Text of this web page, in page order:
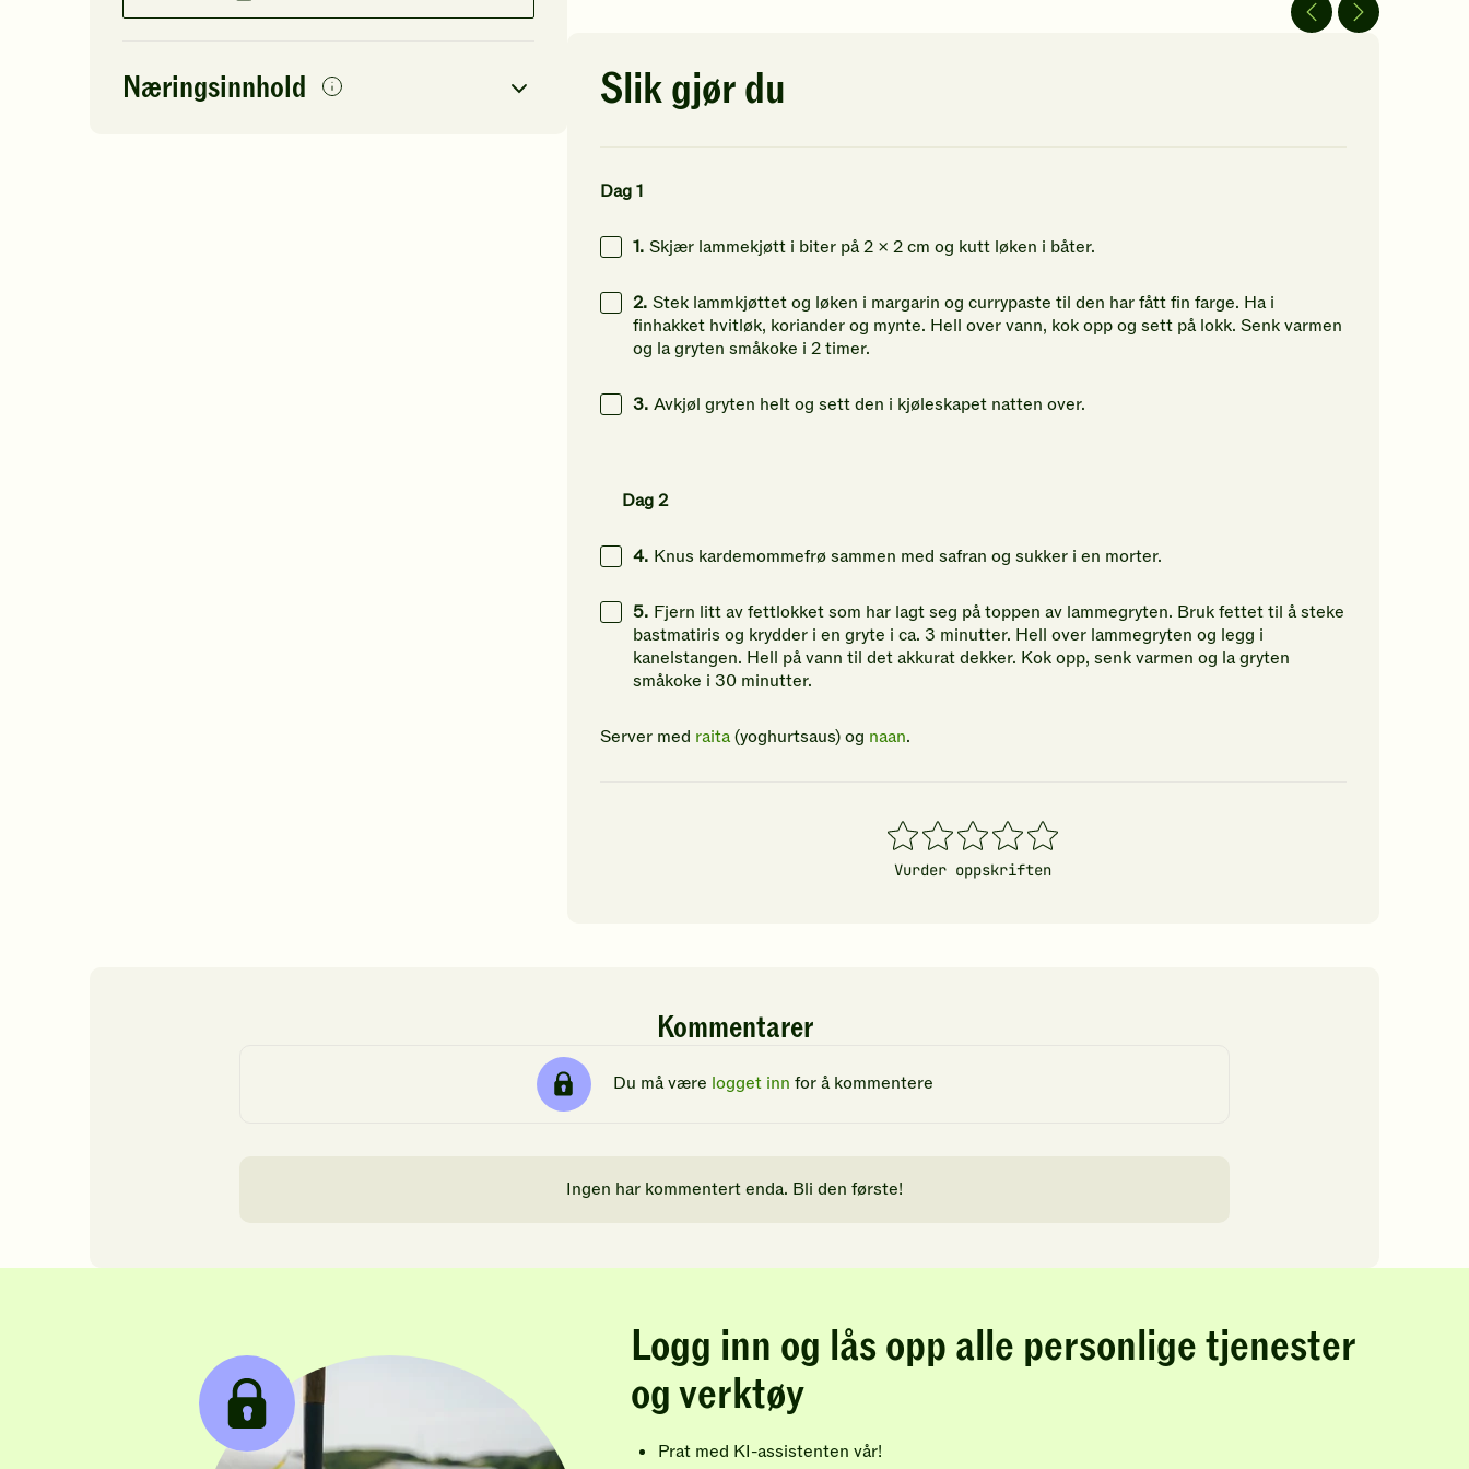
Næringsinnhold
Klikk
vurdering.
for
5
Slik gjør du
Dag 1
1. Skjær lammekjøtt i biter på 2 x 2 cm og kutt løken i båter.
2. Stek lammkjøttet og løken i margarin og currypaste til den har fått fin farge. Ha i
finhakket hvitløk, koriander og mynte. Hell over vann, kok opp og sett på lokk. Senk varmen
og la gryten småkoke i 2 timer.
3. Avkjøl gryten helt og sett den i kjøleskapet natten over.
Dag 2
4. Knus kardemommefrø sammen med safran og sukker i en morter.
5. Fjern litt av fettlokket som har lagt seg på toppen av lammegryten. Bruk fettet til å steke
bastmatiris og krydder i en gryte i ca. 3 minutter. Hell over lammegryten og legg i
kanelstangen. Hell på vann til det akkurat dekker. Kok opp, senk varmen og la gryten
småkoke i 30 minutter.
Server med raita(yoghurtsaus) og naan.
1
stjerner
2
stjerner
3
stjerner
4
stjerner
5
stjerner
Vurder oppskriften
Kommentarer
Du må være logget inn for å kommentere
Ingen har kommentert enda. Bli den første!
Logg inn og lås opp alle personlige tjenester
og verktøy
Prat med KI-assistenten vår!